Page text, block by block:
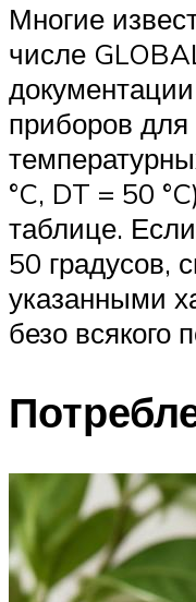
Многие
числе
приборов
°C, DT = 50
таблице.
50 градусов,
указанными
безо всякого